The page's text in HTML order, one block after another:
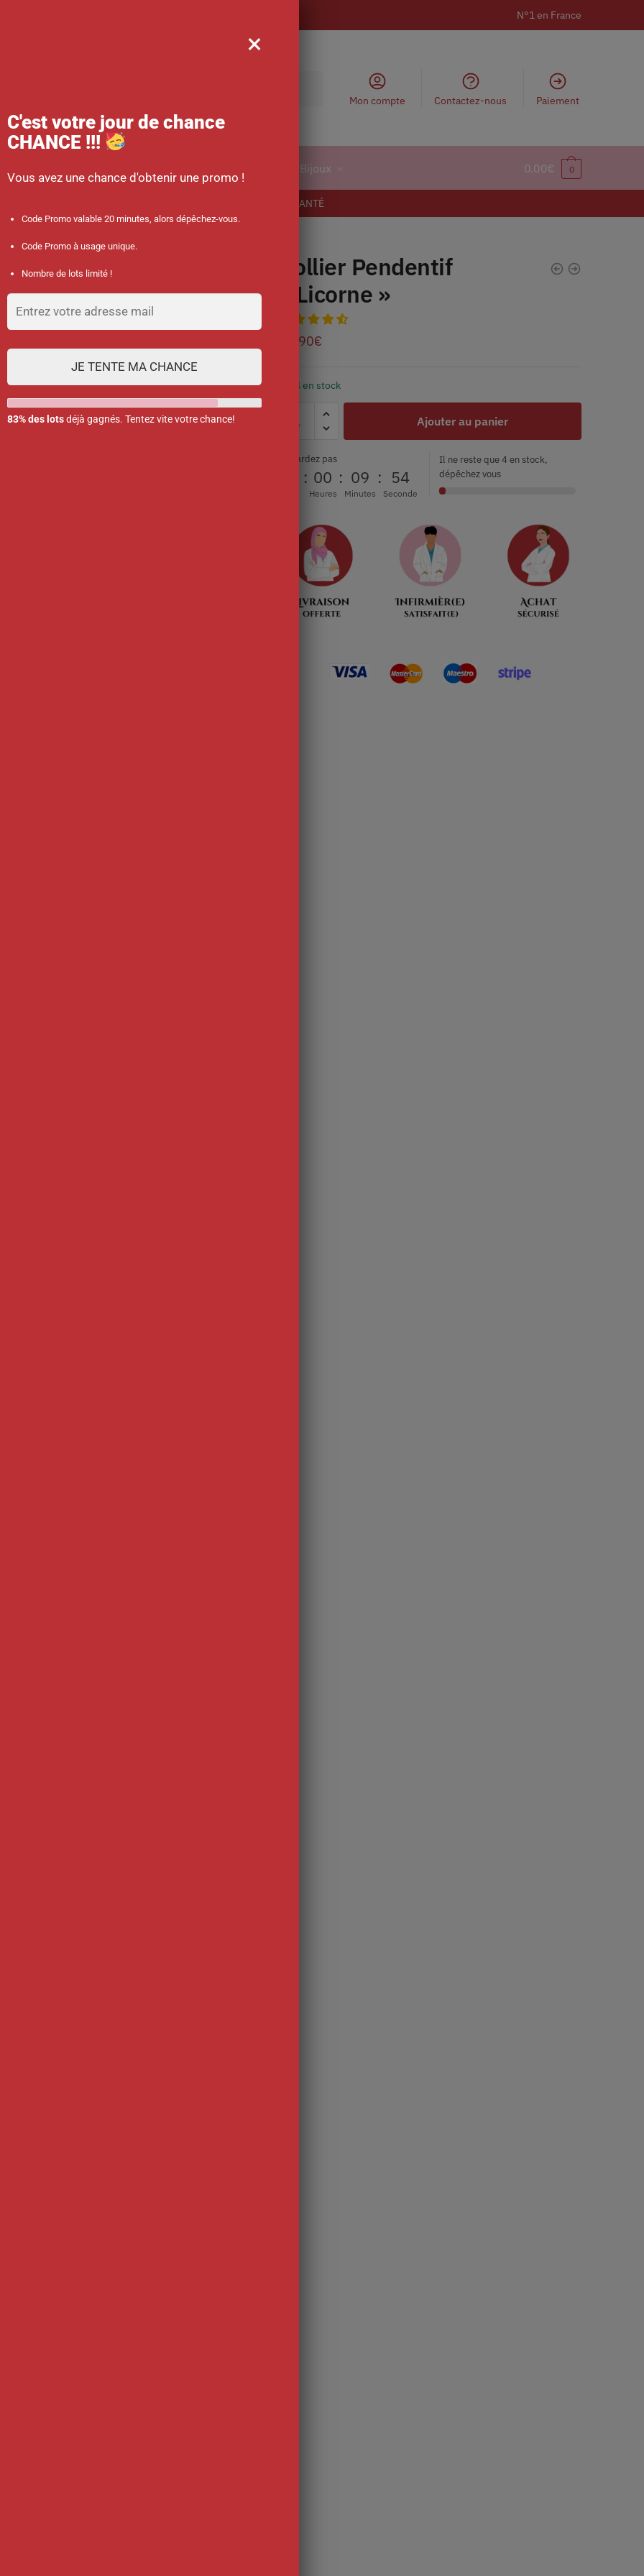
N°1 en France
Mon compte Contactez-nous Paiement
Bijoux 0.00€ 0
-10 % sur votre commande dès 45 € d’achat avec le code promo : SANTÉ
Collier Pendentif
« Licorne »
12.90€
4 en stock
Ajouter au panier
Ne tardez pas
: 00
Heures
: 09
Minutes
: 53
Seconde
Il ne reste que 4 en stock,
dépêchez vous
×
C'est votre jour de chance
CHANCE !!!
Vous avez une chance d'obtenir une promo !
Code Promo valable 20 minutes, alors dépêchez-vous.
Code Promo à usage unique.
Nombre de lots limité !
JE TENTE MA CHANCE
83% des lotsdéjà gagnés. Tentez vite votre chance!